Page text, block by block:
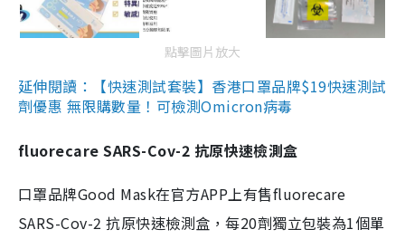
點擊圖片放大
延伸閱讀：【快速測試套裝】香港口罩品牌$19快速測試
劑優惠 無限購數量！可檢測Omicron病毒
fluorecare SARS-Cov-2 抗原快速檢測盒
口罩品牌Good Mask在官方APP上有售fluorecare
SARS-Cov-2 抗原快速檢測盒，每20劑獨立包裝為1個單